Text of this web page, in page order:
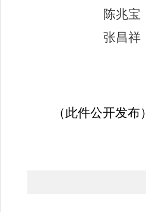
陈兆宝
张昌祥
（此件公开发布）